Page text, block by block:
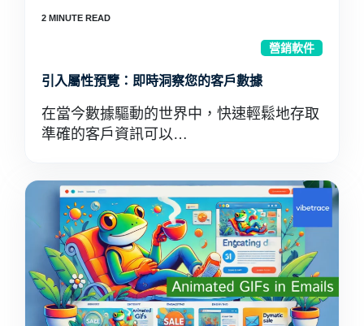
營銷軟件
引入屬性預覽：即時洞察您的客戶數據
在當今數據驅動的世界中，快速輕鬆地存取
準確的客戶資訊可以…